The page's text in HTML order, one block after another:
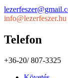
info@lezerfeszer.hu
Telefon
+36-20/ 807-3325